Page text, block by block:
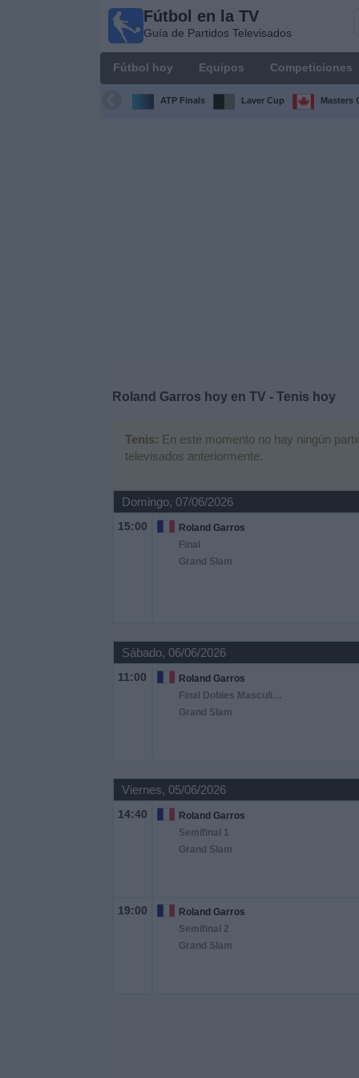
Fútbol en la TV
Guía de Partidos Televisados
Fútbol hoy Equipos Competiciones
ATP Finals Laver Cup Masters
Roland Garros hoy en TV - Tenis hoy
Tenis: En este momento no hay ningún
televisados anteriormente.
Domingo, 07/06/2026
15:00
Roland Garros
Final
Grand Slam
Sábado, 06/06/2026
11:00
Roland Garros
Final Dobles Masculinos
Grand Slam
Viernes, 05/06/2026
14:40
Roland Garros
Semifinal 1
Grand Slam
19:00
Roland Garros
Semifinal 2
Grand Slam